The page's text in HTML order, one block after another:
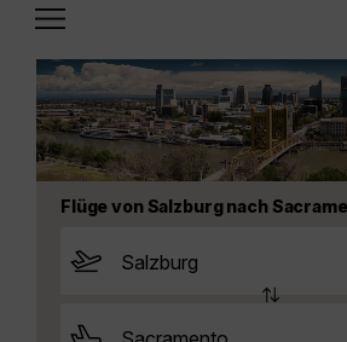
Flüge von Salzburg nach